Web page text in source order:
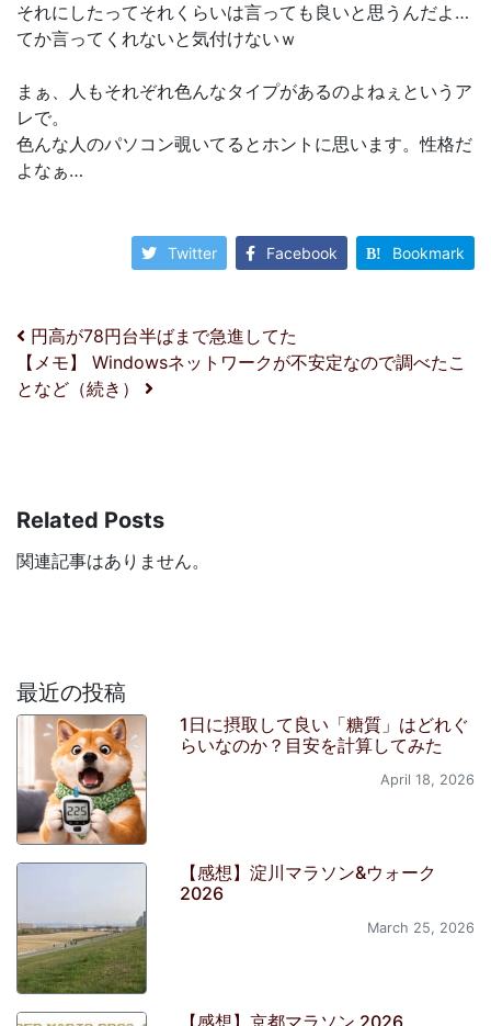
それにしたってそれくらいは言っても良いと思うんだよ…
てか言ってくれないと気付けないｗ
まぁ、人もそれぞれ色んなタイプがあるのよねぇというア
レで。
色んな人のパソコン覗いてるとホントに思います。性格だ
よなぁ…
Twitter Facebook Bookmark
投稿ナビゲーション
円高が78円台半ばまで急進してた
【メモ】 Windowsネットワークが不安定なので調べたこ
となど（続き）
Related Posts
関連記事はありません。
最近の投稿
1日に摂取して良い「糖質」はどれぐ
らいなのか？目安を計算してみた
April 18, 2026
【感想】淀川マラソン&ウォーク
2026
March 25, 2026
【感想】京都マラソン 2026